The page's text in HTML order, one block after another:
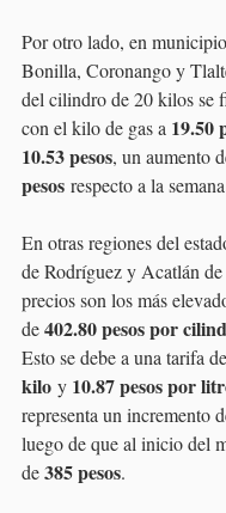
Por otro lado, en
Bonilla, Coronango y
del cilindro de 20 kilos se
con el kilo de gas a 19.50
10.53 pesos, un aumento
pesos respecto a la
En otras regiones del
de Rodríguez y Acatlán
precios son los más
de 402.80 pesos por
Esto se debe a una tarifa de
kilo y 10.87 pesos por
representa un incremento
luego de que al inicio del
de 385 pesos.